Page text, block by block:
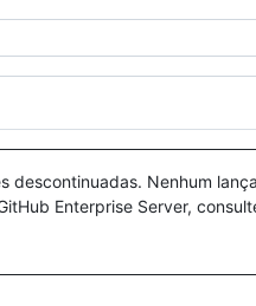
descontinuadas. Nenhum
Enterprise Server,